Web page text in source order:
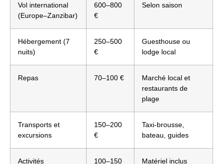
Vol international
(Europe–Zanzibar)
600–800
€
Selon saison
Hébergement (7
nuits)
250–500
€
Guesthouse ou
lodge local
Repas 70–100 €
Marché local et
restaurants de
plage
Transports et
excursions
150–200
€
Taxi-brousse,
bateau, guides
Activités
100–150
Matériel inclus